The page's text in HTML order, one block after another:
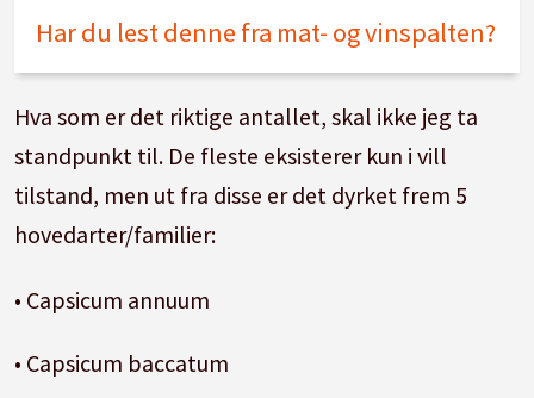
Har du lest denne fra mat- og vinspalten?
Hva som er det riktige antallet, skal ikke jeg ta
standpunkt til. De fleste eksisterer kun i vill
tilstand, men ut fra disse er det dyrket frem 5
hovedarter/familier:
• Capsicum annuum
• Capsicum baccatum